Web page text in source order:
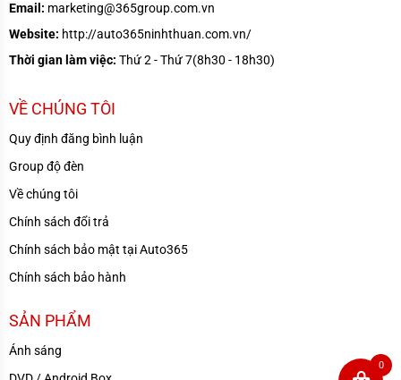
Email: marketing@365group.com.vn
Website: http://auto365ninhthuan.com.vn/
Thời gian làm việc: Thứ 2 - Thứ 7(8h30 - 18h30)
VỀ CHÚNG TÔI
Quy định đăng bình luận
Group độ đèn
Về chúng tôi
Chính sách đổi trả
Chính sách bảo mật tại Auto365
Chính sách bảo hành
SẢN PHẨM
Ánh sáng
0